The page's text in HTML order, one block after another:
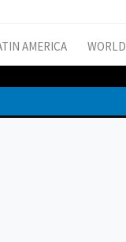
AMERICA WORLD